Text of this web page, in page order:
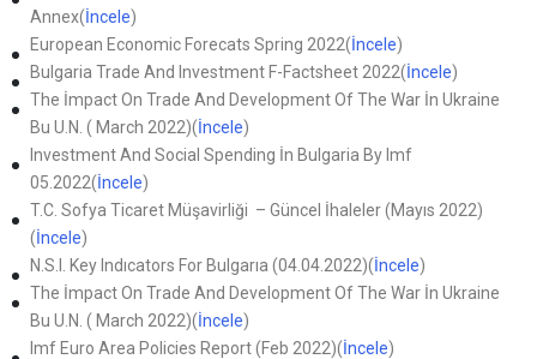
Annex(İncele)
European Economic Forecats Spring 2022(İncele)
Bulgaria Trade And Investment F-Factsheet 2022(İncele)
The İmpact On Trade And Development Of The War İn Ukraine
Bu U.N. ( March 2022)(İncele)
Investment And Social Spending İn Bulgaria By Imf
05.2022(İncele)
T.C. Sofya Ticaret Müşavirliği – Güncel İhaleler (Mayıs 2022)
(İncele)
N.S.I. Key Indıcators For Bulgarıa (04.04.2022)(İncele)
The İmpact On Trade And Development Of The War İn Ukraine
Bu U.N. ( March 2022)(İncele)
Imf Euro Area Policies Report (Feb 2022)(İncele)